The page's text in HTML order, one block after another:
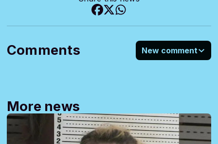
Comments New comment
More news